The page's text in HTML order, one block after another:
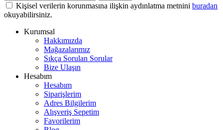
Kişisel verilerin korunmasına ilişkin aydınlatma metnini buradan
okuyabilirsiniz.
Kurumsal
Hakkımızda
Mağazalarımız
Sıkça Sorulan Sorular
Bize Ulaşın
Hesabım
Hesabım
Siparişlerim
Adres Bilgilerim
Alışveriş Sepetim
Favorilerim